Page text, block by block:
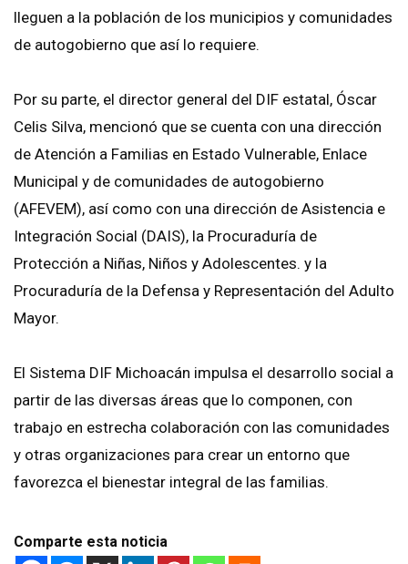
lleguen a la población de los municipios y comunidades
de autogobierno que así lo requiere.
Por su parte, el director general del DIF estatal, Óscar
Celis Silva, mencionó que se cuenta con una dirección
de Atención a Familias en Estado Vulnerable, Enlace
Municipal y de comunidades de autogobierno
(AFEVEM), así como con una dirección de Asistencia e
Integración Social (DAIS), la Procuraduría de
Protección a Niñas, Niños y Adolescentes. y la
Procuraduría de la Defensa y Representación del Adulto
Mayor.
El Sistema DIF Michoacán impulsa el desarrollo social a
partir de las diversas áreas que lo componen, con
trabajo en estrecha colaboración con las comunidades
y otras organizaciones para crear un entorno que
favorezca el bienestar integral de las familias.
Comparte esta noticia